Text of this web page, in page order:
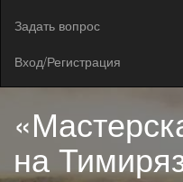
Задать вопрос
Вход/Регистрация
на